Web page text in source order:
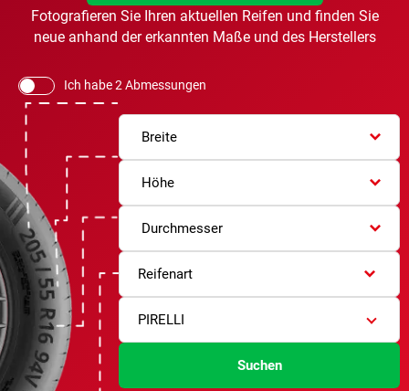
Fotografieren Sie Ihren aktuellen Reifen und finden Sie
neue anhand der erkannten Maße und des Herstellers
Ich habe 2 Abmessungen
Breite
Höhe
Durchmesser
Reifenart
PIRELLI
Suchen